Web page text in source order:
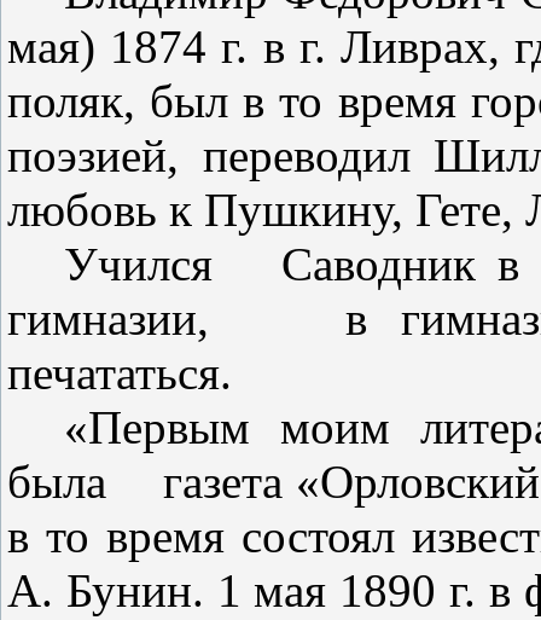
мая) 1874 г. в г. Ливрах,
поляк, был в то время
поэзией, перево­дил
любовь к Пушкину, Ге­те,
Учился
Саводник в
гимназии,
в
печататься.
«Первым моим
была
газета
в то время состоял
А. Бунин. 1 мая 1890г. в